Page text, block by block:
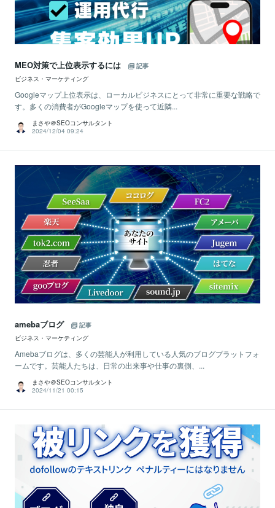
MEO対策で上位表示するには
記事
ビジネス・マーケティング
Googleマップ上位表示は、ローカルビジネスにとって非常に重要な戦略で
す。多くの消費者がGoogleマップを使って近隣...
まさや＠SEOコンサルタント
2024/12/04 09:24
amebaブログ
記事
ビジネス・マーケティング
Amebaブログは、多くの芸能人が利用している人気のブログプラットフォ
ームです。芸能人たちは、日常の出来事や仕事の裏側、...
まさや＠SEOコンサルタント
2024/11/21 00:15